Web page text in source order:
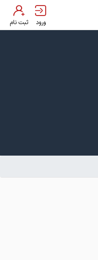
ورود ثبت نام